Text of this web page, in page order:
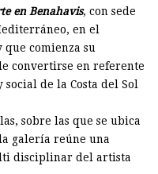
en Benahavis, con sede
en el
comienza su
convertirse en referente
de la Costa del Sol
sobre las que se ubica
galería reúne una
disciplinar del artista